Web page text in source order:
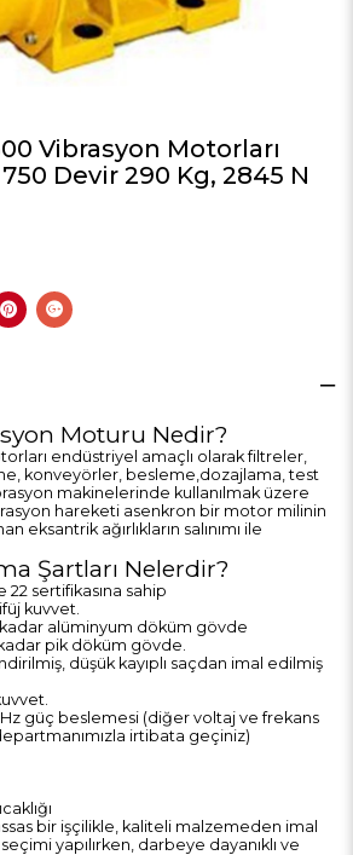
Vibrasyon Motorları
Devir 290 Kg, 2845 N
Moturu Nedir?
endüstriyel amaçlı olarak filtreler,
konveyörler, besleme,dozajlama, test
makinelerinde kullanılmak üzere
hareketi asenkron bir motor milinin
eksantrik ağırlıkların salınımı ile
Şartları Nelerdir?
sertifikasına sahip
kuvvet.
alüminyum döküm gövde
pik döküm gövde.
düşük kayıplı saçdan imal edilmiş
güç beslemesi (diğer voltaj ve frekans
irtibata geçiniz)
bir işçilikle, kaliteli malzemeden imal
yapılırken, darbeye dayanıklı ve